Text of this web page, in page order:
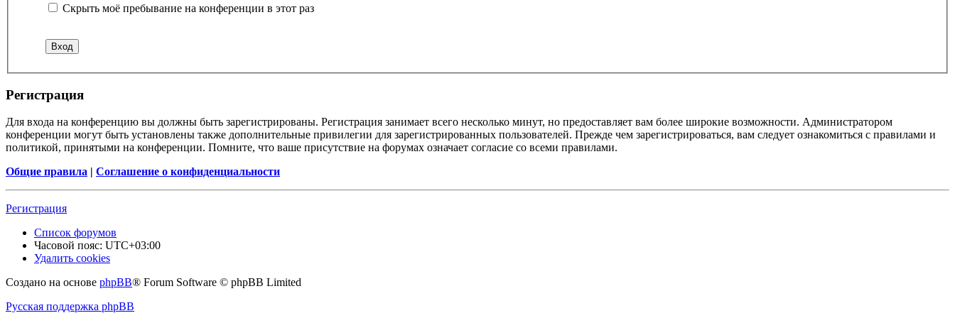
Скрыть моё пребывание на конференции в этот раз
Регистрация
Для входа на конференцию вы должны быть зарегистрированы. Регистрация занимает всего несколько минут, но предоставляет вам более широкие возможности. Администратором
конференции могут быть установлены также дополнительные привилегии для зарегистрированных пользователей. Прежде чем зарегистрироваться, вам следует ознакомиться с правилами и
политикой, принятыми на конференции. Помните, что ваше присутствие на форумах означает согласие со всеми правилами.
Общие правила | Соглашение о конфиденциальности
Регистрация
Список форумов
Часовой пояс: UTC+03:00
Удалить cookies
Создано на основе phpBB® Forum Software © phpBB Limited
Русская поддержка phpBB